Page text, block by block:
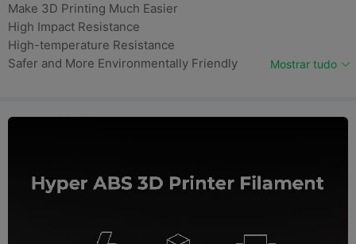
Make 3D Printing Much Easier
High Impact Resistance
High-temperature Resistance
Safer and More Environmentally Friendly
Mostrar tudo